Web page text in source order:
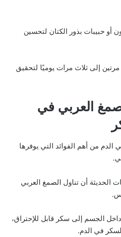
أو حبيبات بذور الكتان لتحسين
إلى ثلاث مرات يوميًا لتحقيق
العربي في
من أهم الفوائد التي يوفرها
الحديثة أن تناول الصمغ العربي
الجسم إلى سكر قابل للإحتراق،
في الدم.